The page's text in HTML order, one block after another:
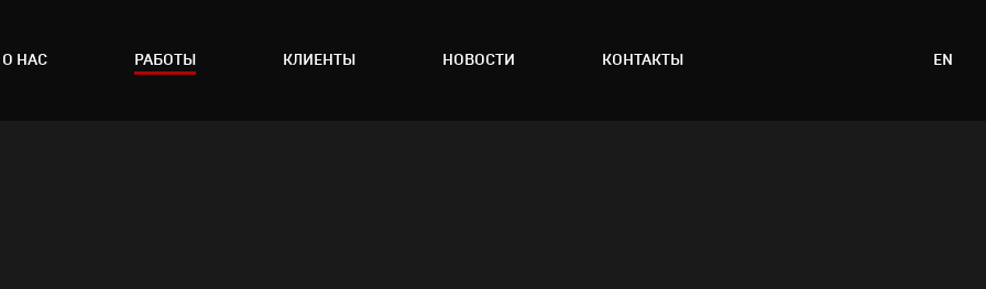
О НАС РАБОТЫ КЛИЕНТЫ НОВОСТИ КОНТАКТЫ EN